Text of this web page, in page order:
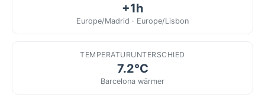
+1h
Europe/Madrid · Europe/Lisbon
TEMPERATURUNTERSCHIED
7.2°C
Barcelona wärmer